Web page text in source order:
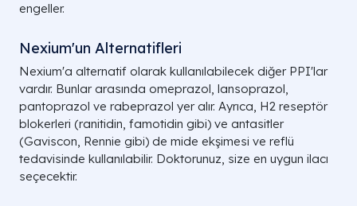
engeller.
Nexium'un Alternatifleri
Nexium'a alternatif olarak kullanılabilecek diğer PPI'lar
vardır. Bunlar arasında omeprazol, lansoprazol,
pantoprazol ve rabeprazol yer alır. Ayrıca, H2 reseptör
blokerleri (ranitidin, famotidin gibi) ve antasitler
(Gaviscon, Rennie gibi) de mide ekşimesi ve reflü
tedavisinde kullanılabilir. Doktorunuz, size en uygun ilacı
seçecektir.